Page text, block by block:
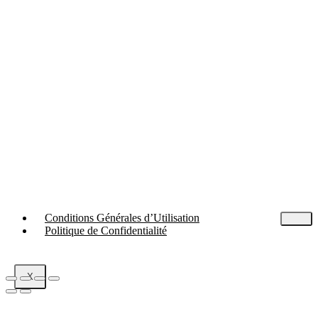
Conditions Générales d’Utilisation
Politique de Confidentialité
X